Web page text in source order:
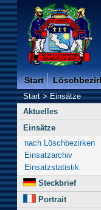
Freiwillige
Start
Start>Einsätze
Aktuelles
Einsätze
nach Löschbezirken
Einsatzarchiv
Einsatzstatistik
Steckbrief
Portrait